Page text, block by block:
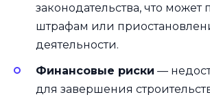
законодательства, что может
штрафам или
деятельности.
Финансовые риски —
для завершения